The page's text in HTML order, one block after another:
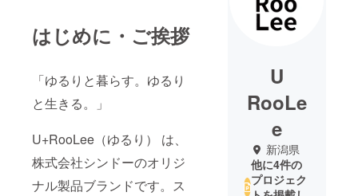
はじめに・ご挨拶
「ゆるりと暮らす。ゆるり
と生きる。」
U+RooLee（ゆるり） は、
株式会社シンドーのオリジ
ナル製品ブランドです。ス
U
RooLe
e
新潟県
他に4件の
プロジェク